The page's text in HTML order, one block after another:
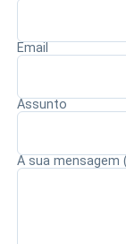
Email
Assunto
A sua mensagem